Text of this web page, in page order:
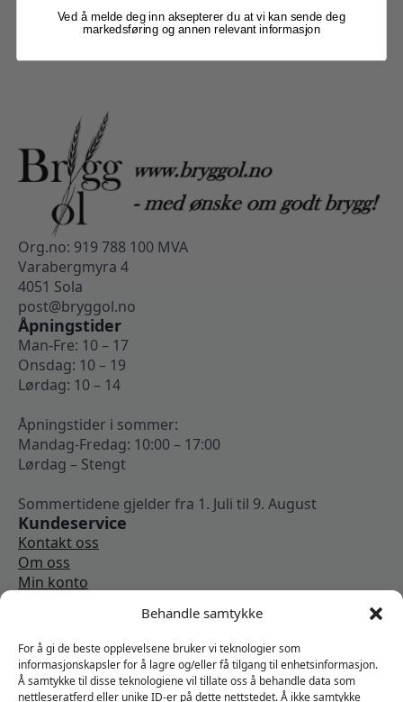
Behandle samtykke
For å gi de beste opplevelsene bruker vi teknologier som
informasjonskapsler for å lagre og/eller få tilgang til enhetsinformasjon.
Å samtykke til disse teknologiene vil tillate oss å behandle data som
nettleseratferd eller unike ID-er på dette nettstedet. Å ikke samtykke
Org.no: 919 788 100 MVA
Varabergmyra 4
4051 Sola
post@bryggol.no
Åpningstider
Man-Fre: 10 – 17
Onsdag: 10 – 19
Lørdag: 10 – 14
Åpningstider i sommer:
Mandag-Fredag: 10:00 – 17:00
Lørdag – Stengt
Sommertidene gjelder fra 1. Juli til 9. August
Kundeservice
Kontakt oss
Om oss
Min konto
Vi er sosiale
Ved å melde deg inn aksepterer du at vi kan sende deg
markedsføring og annen relevant informasjon